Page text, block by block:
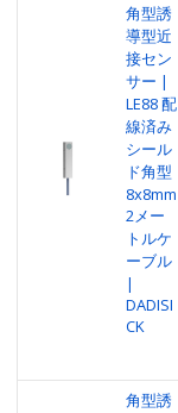
角型誘
導型近
接セン
サー |
LE88 配
線済み
シール
ド角型
8x8mm
2メー
トルケ
ーブル
|
DADISI
CK
角型誘